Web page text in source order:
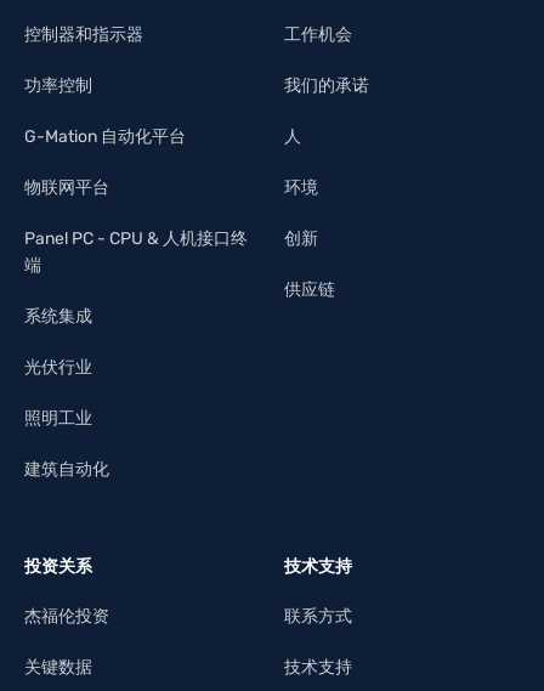
控制器和指示器
功率控制
G-Mation 自动化平台
物联网平台
Panel PC - CPU & 人机接口终
端
系统集成
光伏行业
照明工业
建筑自动化
工作机会
我们的承诺
人
环境
创新
供应链
投资关系
杰福伦投资
关键数据
技术支持
联系方式
技术支持